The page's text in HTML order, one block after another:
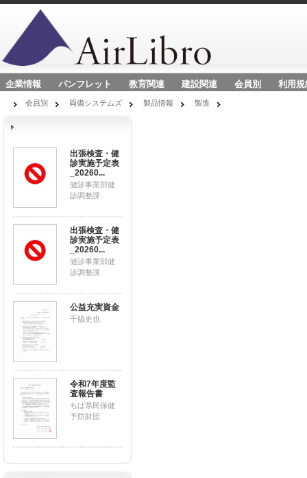
企業情報 パンフレット 教育関連 建設関連 会員別 利用規
会員別 両備システムズ 製品情報 製造
出張検査・健
診実施予定表
_20260...
健診事業部健
診調整課
出張検査・健
診実施予定表
_20260...
健診事業部健
診調整課
公益充実資金
千脇史也
令和7年度監
査報告書
ちば県民保健
予防財団